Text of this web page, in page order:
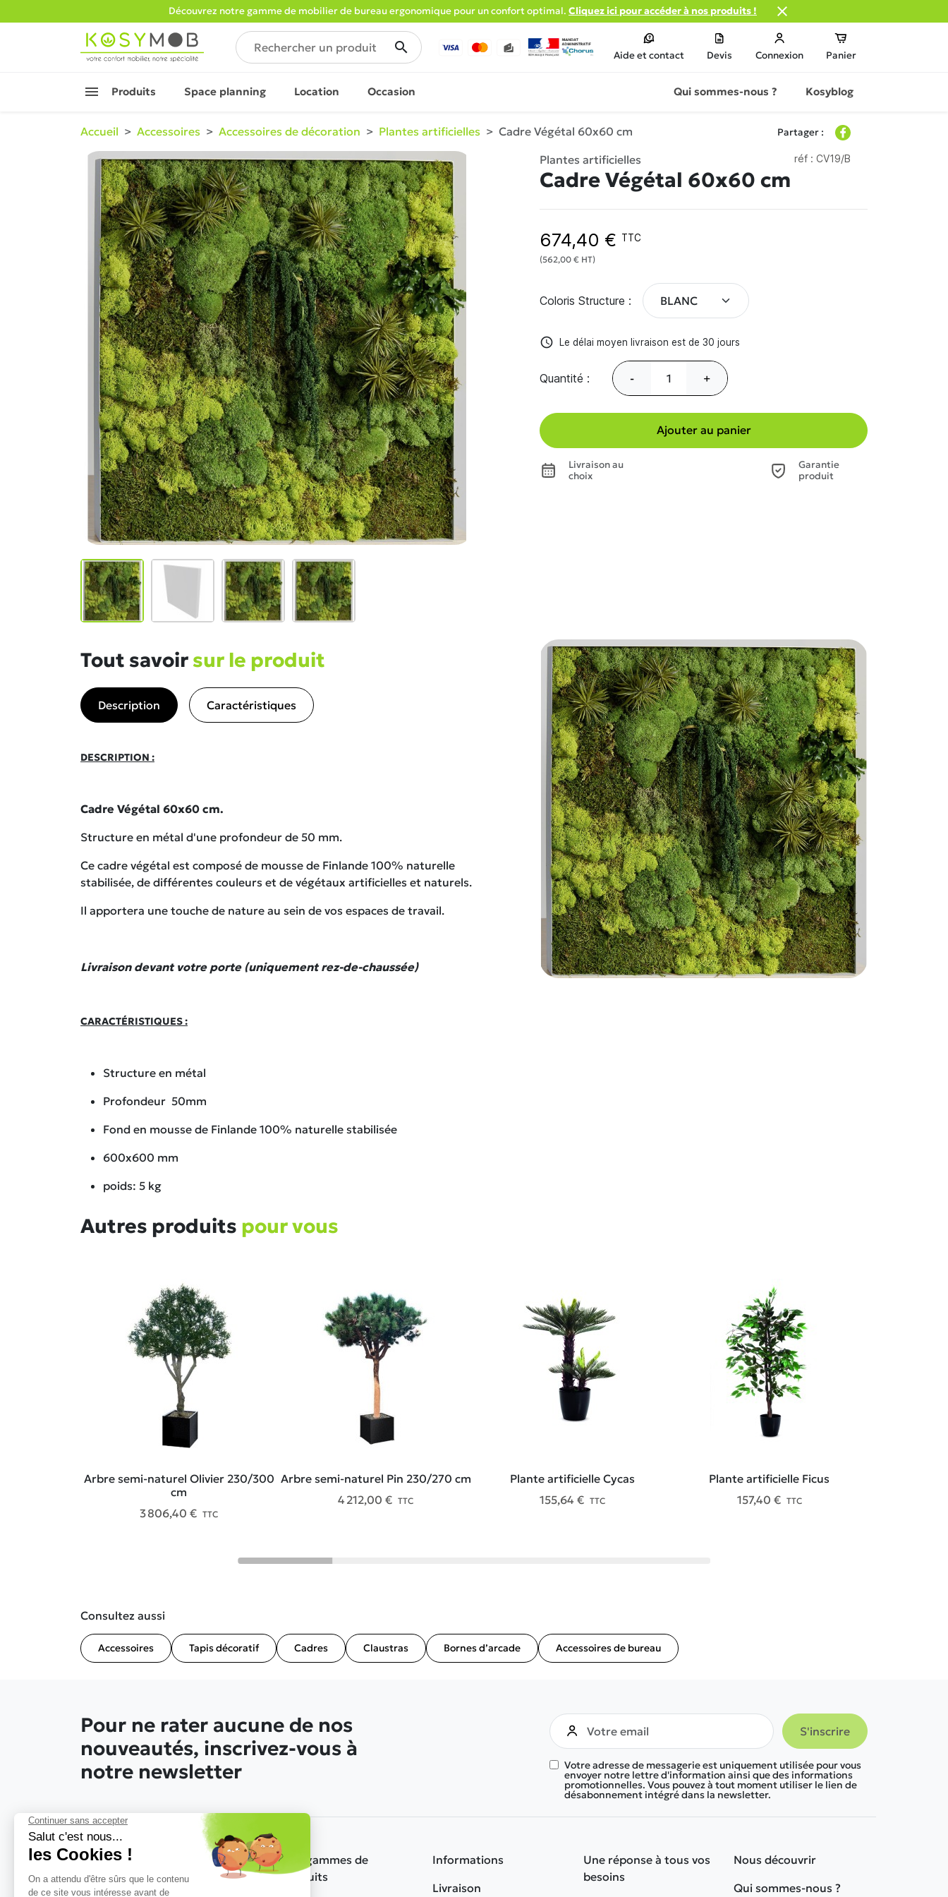
Découvrez notre gamme de mobilier de bureau ergonomique pour un confort optimal. Cliquez ici pour accéder à nos produits ! 
search Aide et contact Devis Connexion Panier
 Produits Space planning Location Occasion Qui sommes-nous ? Kosyblog
Accueil Accessoires Accessoires de décoration Plantes artificielles Cadre Végétal 60x60 cm Partager :
Plantes artificielles réf : CV19/B
Cadre Végétal 60x60 cm
674,40 € TTC
(562,00 € HT)
Coloris Structure :
access_time Le délai moyen livraison est de 30 jours
Quantité : - +
Ajouter au panier
Livraison au
choix
Garantie
produit
Tout savoir sur le produit
Description Caractéristiques
DESCRIPTION :
Cadre Végétal 60x60 cm.
Structure en métal d'une profondeur de 50 mm.
Ce cadre végétal est composé de mousse de Finlande 100% naturelle
stabilisée, de différentes couleurs et de végétaux artificielles et naturels.
Il apportera une touche de nature au sein de vos espaces de travail.
Livraison devant votre porte (uniquement rez-de-chaussée)
CARACTÉRISTIQUES :
Structure en métal
Profondeur 50mm
Fond en mousse de Finlande 100% naturelle stabilisée
600x600 mm
poids: 5 kg
Autres produits pour vous
Arbre semi-naturel Olivier 230/300
cm
3 806,40 € TTC
Arbre semi-naturel Pin 230/270 cm
4 212,00 € TTC
Plante artificielle Cycas
155,64 € TTC
Plante artificielle Ficus
157,40 € TTC
Consultez aussi
Accessoires Tapis décoratif Cadres Claustras Bornes d’arcade Accessoires de bureau
Pour ne rater aucune de nos
nouveautés, inscrivez-vous à
notre newsletter
Votre adresse de messagerie est uniquement utilisée pour vous
envoyer notre lettre d'information ainsi que des informations
promotionnelles. Vous pouvez à tout moment utiliser le lien de
désabonnement intégré dans la newsletter.
Nos gammes de
produits
Informations
Livraison
Une réponse à tous vos
besoins
Nous découvrir
Qui sommes-nous ?